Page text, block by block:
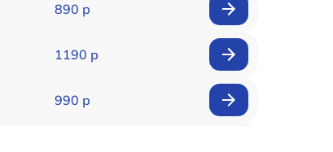
890 р
1190 р
990 р